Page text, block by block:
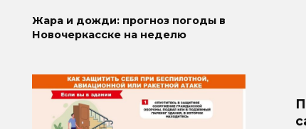
Жара и дожди: прогноз погоды в
Новочеркасске на неделю